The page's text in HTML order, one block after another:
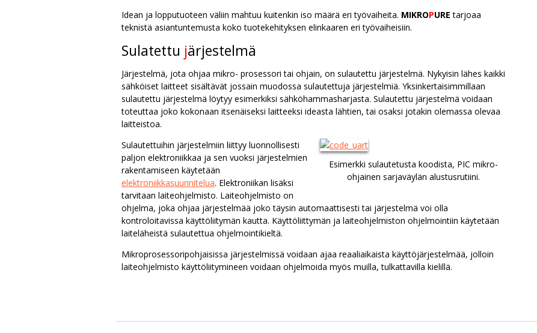
Idean ja lopputuoteen väliin mahtuu kuitenkin iso määrä eri työvaiheita. MIKROPURE tarjoaa
teknistä asiantuntemusta koko tuotekehityksen elinkaaren eri työvaiheisiin.
Sulatettu järjestelmä
Järjestelmä, jota ohjaa mikro- prosessori tai ohjain, on sulautettu järjestelmä. Nykyisin lähes kaikki
sähköiset laitteet sisältävät jossain muodossa sulautettuja järjestelmiä. Yksinkertaisimmillaan
sulautettu järjestelmä löytyy esimerkiksi sähköhammasharjasta. Sulautettu järjestelmä voidaan
toteuttaa joko kokonaan itsenäiseksi laitteeksi ideasta lähtien, tai osaksi jotakin olemassa olevaa
laitteistoa.
Esimerkki sulautetusta koodista, PIC mikro-
ohjainen sarjaväylän alustusrutiini.
Sulautettuihin järjestelmiin liittyy luonnollisesti
paljon elektroniikkaa ja sen vuoksi järjestelmien
rakentamiseen käytetään
elektroniikkasuunnitelua. Elektroniikan lisäksi
tarvitaan laiteohjelmisto. Laiteohjelmisto on
ohjelma, joka ohjaa järjestelmää joko täysin automaattisesti tai järjestelmä voi olla
kontroloitavissa käyttöliitymän kautta. Käyttöliittymän ja laiteohjelmiston ohjelmointiin käytetään
laiteläheistä sulautettua ohjelmointikieltä.
Mikroprosessoripohjaisissa järjestelmissä voidaan ajaa reaaliaikaista käyttöjärjestelmää, jolloin
laiteohjelmisto käyttöliitymineen voidaan ohjelmoida myös muilla, tulkattavilla kielillä.